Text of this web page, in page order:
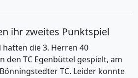
ihr zweites Punktspiel
die 3. Herren 40
den TC Egenbüttel gespielt, am
TC. Leider konnte